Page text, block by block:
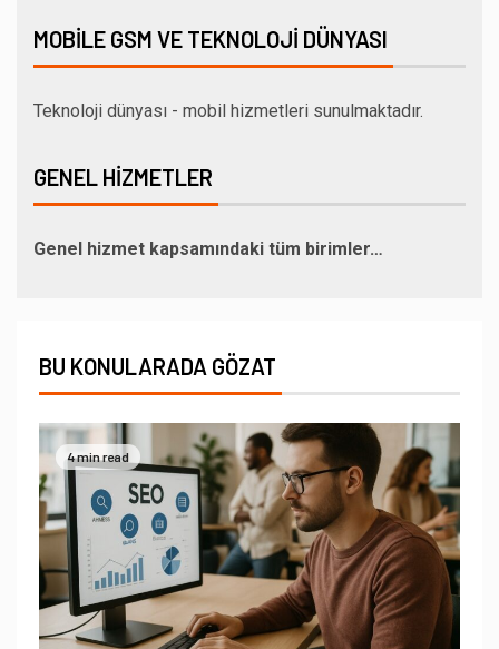
MOBILE GSM VE TEKNOLOJI DÜNYASI
Teknoloji dünyası - mobil hizmetleri sunulmaktadır.
GENEL HIZMETLER
Genel hizmet kapsamındaki tüm birimler…
BU KONULARADA GÖZAT
4 min read